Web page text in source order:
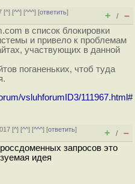
[^] [^^] [^^^] [ответить]
+ / –
в список блокировки
и привело к проблемам
участвующих в данной
поганеньких, чтоб туда
vsluhforumID3/111967.html#
[^] [^^] [^^^] [ответить]
+ / –
запросов это
идея